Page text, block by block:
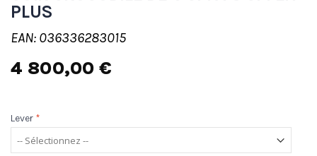
PLUS
EAN: 036336283015
4 800,00 €
Lever *